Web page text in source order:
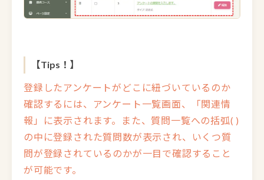
【Tips！】
登録したアンケートがどこに紐づいているのか
確認するには、アンケート一覧画面、「関連情
報」に表示されます。また、質問一覧への括弧( )
の中に登録された質問数が表示され、いくつ質
問が登録されているのかが一目で確認すること
が可能です。